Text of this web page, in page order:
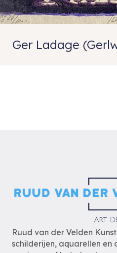
Ger Ladage
Ruud van der Velden
schilderijen, aquarellen en